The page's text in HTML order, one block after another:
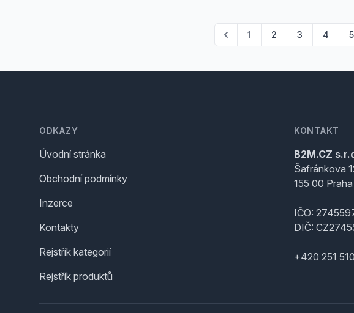
1 2 3 4 5
ODKAZY
Úvodní stránka
Obchodní podmínky
Inzerce
Kontakty
Rejstřík kategorií
Rejstřík produktů
KONTAKT
B2M.CZ
Šafránkova
155 00
IČO:
DIČ:
+420 251